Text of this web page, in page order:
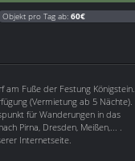
Objekt pro Tag ab: 60€
am Fuße der Festung Königstein.
(Vermietung ab 5 Nächte).
für Wanderungen in das
Pirna, Dresden, Meißen,... .
Internetseite.